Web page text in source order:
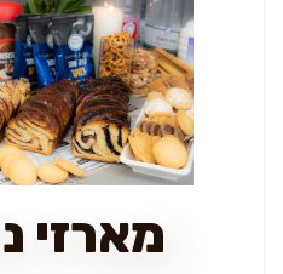
מארזי